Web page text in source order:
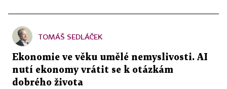
TOMÁŠ SEDLÁČEK
Ekonomie ve věku umělé nemyslivosti. AI
nutí ekonomy vrátit se k otázkám
dobrého života